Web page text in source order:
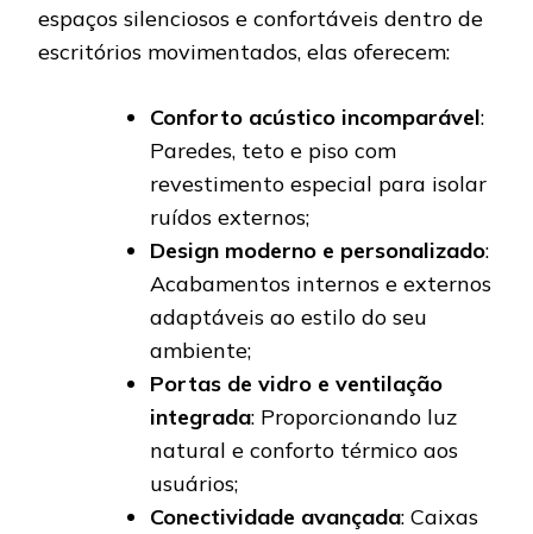
espaços silenciosos e confortáveis dentro de
escritórios movimentados, elas oferecem:
Conforto acústico incomparável:
Paredes, teto e piso com
revestimento especial para isolar
ruídos externos;
Design moderno e personalizado:
Acabamentos internos e externos
adaptáveis ao estilo do seu
ambiente;
Portas de vidro e ventilação
integrada: Proporcionando luz
natural e conforto térmico aos
usuários;
Conectividade avançada: Caixas